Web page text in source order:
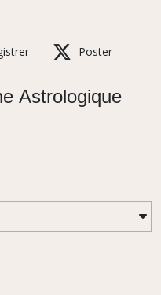
Poster
Astrologique